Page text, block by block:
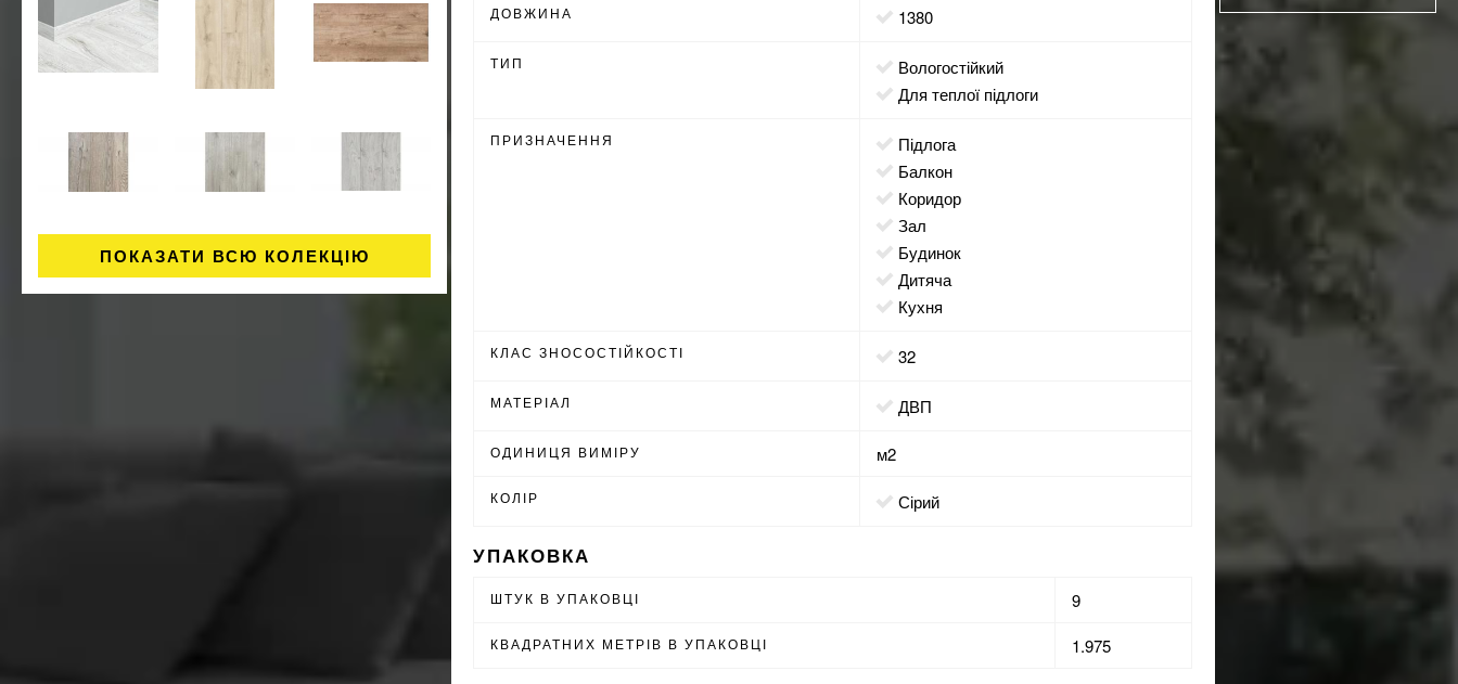
ПОКАЗАТИ ВСЮ КОЛЕКЦІЮ
ДОВЖИНА 1380
ТИП
вологостійкий
для теплої підлоги
ПРИЗНАЧЕННЯ
підлога
балкон
коридор
зал
будинок
дитяча
кухня
КЛАС ЗНОСОСТІЙКОСТІ 32
МАТЕРІАЛ ДВП
ОДИНИЦЯ ВИМІРУ м2
КОЛІР сірий
УПАКОВКА
ШТУК В УПАКОВЦІ 9
КВАДРАТНИХ МЕТРІВ В УПАКОВЦІ 1.975